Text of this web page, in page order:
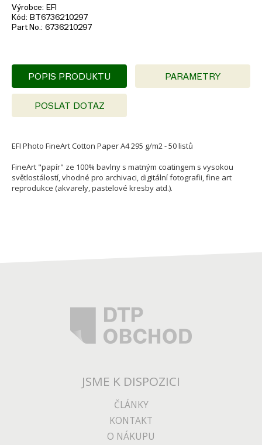
Výrobce
EFI
Kód
BT6736210297
Part No. 6736210297
POPIS PRODUKTU PARAMETRY
POSLAT DOTAZ
EFI Photo FineArt Cotton Paper A4 295 g/m2 - 50 listů
FineArt "papír" ze 100% bavlny s matným coatingem s vysokou
světlostálostí, vhodné pro archivaci, digitální fotografii, fine art
reprodukce (akvarely, pastelové kresby atd.).
JSME K DISPOZICI
ČLÁNKY
KONTAKT
O NÁKUPU